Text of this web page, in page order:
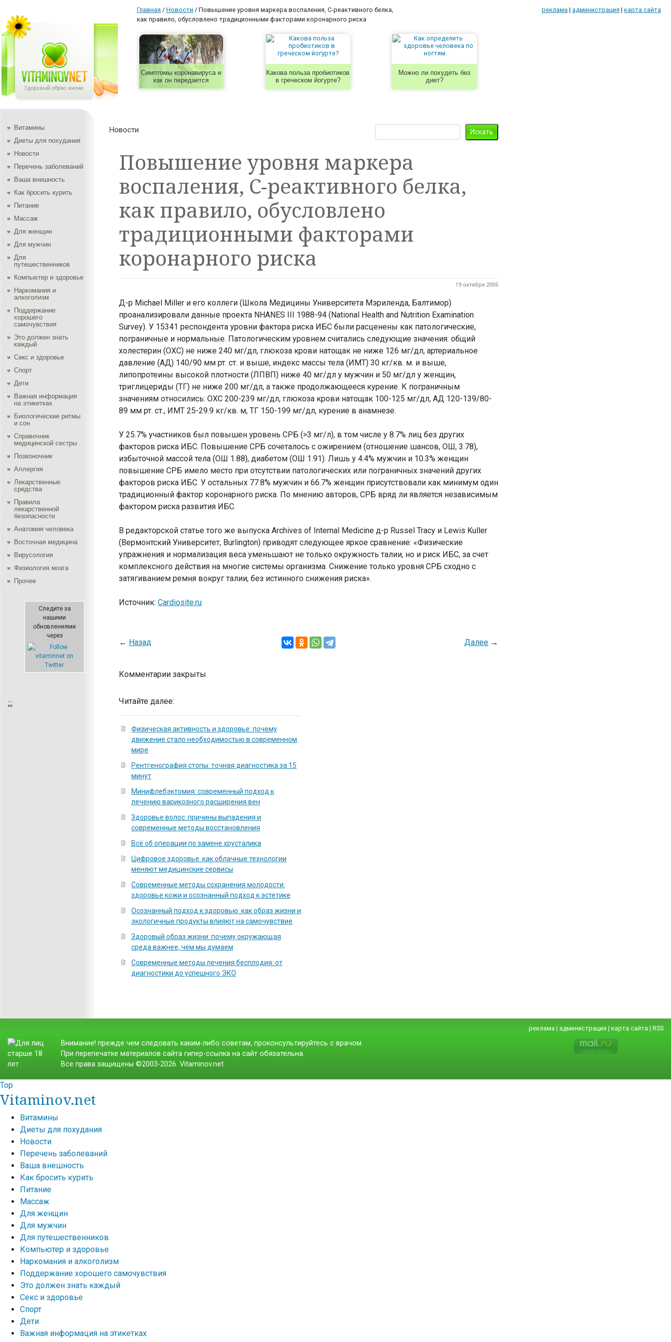
Главная / Новости / Повышение уровня маркера воспаления, С-реактивного белка,
как правило, обусловлено традиционными факторами коронарного риска
реклама | администрация | карта сайта
Симптомы коронавируса и
как он передается
Какова польза пробиотиков
в греческом йогурте?
Можно ли похудеть без
диет?
Витамины
Диеты для похудания
Новости
Перечень заболеваний
Ваша внешность
Как бросить курить
Питание
Массаж
Для женщин
Для мужчин
Для
путешественников
Компьютер и здоровье
Наркомания и
алкоголизм
Поддержание
хорошего
самочувствия
Это должен знать
каждый
Секс и здоровье
Спорт
Дети
Важная информация
на этикетках
Биологические ритмы
и сон
Справочник
медицинской сестры
Позвоночник
Аллергия
Лекарственные
средства
Правила
лекарственной
безопасности
Aнатомия человека
Восточная медицина
Вирусология
Физиология мозга
Прочее
Следите за
нашими
обновлениями
через
;;;
Новости
Повышение уровня маркера
воспаления, С-реактивного белка,
как правило, обусловлено
традиционными факторами
коронарного риска
19 октября 2005
Д-р Michael Miller и его коллеги (Школа Медицины Университета Мэриленда, Балтимор)
проанализировали данные проекта NHANES III 1988-94 (National Health and Nutrition Examination
Survey). У 15341 респондента уровни фактора риска ИБС были расценены как патологические,
пограничные и нормальные. Патологическим уровнем считались следующие значения: общий
холестерин (ОХС) не ниже 240 мг/дл, глюкоза крови натощак не ниже 126 мг/дл, артериальное
давление (АД) 140/90 мм рт. ст. и выше, индекс массы тела (ИМТ) 30 кг/кв. м. и выше,
липопротеины высокой плотности (ЛПВП) ниже 40 мг/дл у мужчин и 50 мг/дл у женщин,
триглицериды (ТГ) не ниже 200 мг/дл, а также продолжающееся курение. К пограничным
значениям относились: ОХС 200-239 мг/дл, глюкоза крови натощак 100-125 мг/дл, АД 120-139/80-
89 мм рт. ст., ИМТ 25-29.9 кг/кв. м, ТГ 150-199 мг/дл, курение в анамнезе.
У 25.7% участников был повышен уровень СРБ (>3 мг/л), в том числе у 8.7% лиц без других
факторов риска ИБС. Повышение СРБ сочеталось с ожирением (отношение шансов, ОШ, 3.78),
избыточной массой тела (ОШ 1.88), диабетом (ОШ 1.91). Лишь у 4.4% мужчин и 10.3% женщин
повышение СРБ имело место при отсутствии патологических или пограничных значений других
факторов риска ИБС. У остальных 77.8% мужчин и 66.7% женщин присутствовали как минимум один
традиционный фактор коронарного риска. По мнению авторов, СРБ вряд ли является независимым
фактором риска развития ИБС.
В редакторской статье того же выпуска Archives of Internal Medicine д-р Russel Tracy и Lewis Kuller
(Вермонтский Университет, Burlington) приводят следующее яркое сравнение: «Физические
упражнения и нормализация веса уменьшают не только окружность талии, но и риск ИБС, за счет
комплексного действия на многие системы организма. Снижение только уровня СРБ сходно с
затягиванием ремня вокруг талии, без истинного снижения риска».
Источник: Cardiosite.ru
← Назад Далее→
Комментарии закрыты.
Читайте далее:
Физическая активность и здоровье: почему
движение стало необходимостью в современном
мире
Рентгенография стопы: точная диагностика за 15
минут
Минифлебэктомия: современный подход к
лечению варикозного расширения вен
Здоровье волос: причины выпадения и
современные методы восстановления
Всё об операции по замене хрусталика
Цифровое здоровье: как облачные технологии
меняют медицинские сервисы
Современные методы сохранения молодости:
здоровье кожи и осознанный подход к эстетике
Осознанный подход к здоровью: как образ жизни и
экологичные продукты влияют на самочувствие
Здоровый образ жизни: почему окружающая
среда важнее, чем мы думаем
Современные методы лечения бесплодия: от
диагностики до успешного ЭКО
реклама | администрация | карта сайта | RSS
Внимание! прежде чем следовать каким-либо советам, проконсультируйтесь с врачом.
При перепечатке материалов сайта гипер-ссылка на сайт обязательна.
Все права защищены ©2003-2026. Vitaminov.net
Top
Vitaminov.net
Витамины
Диеты для похудания
Новости
Перечень заболеваний
Ваша внешность
Как бросить курить
Питание
Массаж
Для женщин
Для мужчин
Для путешественников
Компьютер и здоровье
Наркомания и алкоголизм
Поддержание хорошего самочувствия
Это должен знать каждый
Секс и здоровье
Спорт
Дети
Важная информация на этикетках